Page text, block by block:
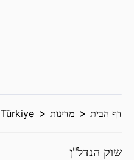
דף הבית מדינות Türkiye
שוק הנדל"ן